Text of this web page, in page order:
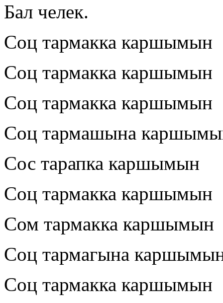
Бал челек.
Соц тармакка каршымын
Соц тармакка каршымын
Соц тармакка каршымын
Соц тармашына
Сос тарапка каршымын
Соц тармакка каршымын
Сом тармакка каршымын
Соц тармагына
Соц тармакка каршымын